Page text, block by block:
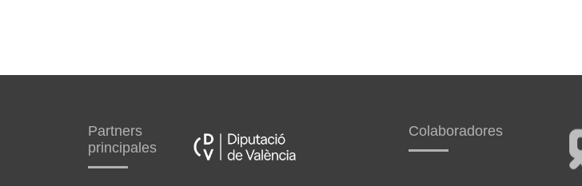
Partners
principales
Colaboradores